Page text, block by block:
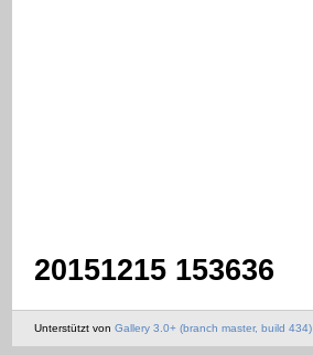
20151215 153636
Unterstützt von Gallery 3.0+ (branch master, build 434)